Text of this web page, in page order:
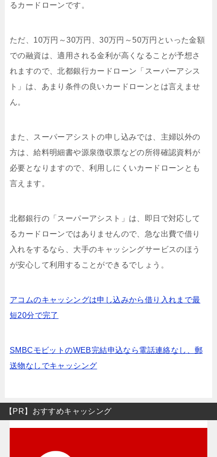
るカードローンです。
ただ、10万円～30万円、30万円～50万円といった金額
での融資は、適用される金利が高くなることが予想さ
れますので、北都銀行カードローン「スーパーアシス
ト」は、あまり条件の良いカードローンとは言えませ
ん。
また、スーパーアシストの申し込みでは、主婦以外の
方は、給料明細書や源泉徴収票などの所得確認資料が
必要となりますので、利用しにくいカードローンとも
言えます。
北都銀行の「スーパーアシスト」は、即日で対応して
るカードローンではありませんので、急な出費で借り
入れをするなら、大手のキャッシングサービスのほう
が安心して利用することができるでしょう。
アコムのキャッシングは申し込みから借り入れまで最
短20分で完了
SMBCモビットのWEB完結申込なら電話連絡なし、郵
送物なしでキャッシング
【PR】おすすめキャッシング